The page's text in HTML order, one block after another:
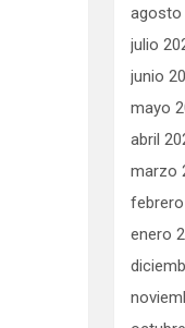
agosto
julio
junio
mayo
abril
marzo
enero